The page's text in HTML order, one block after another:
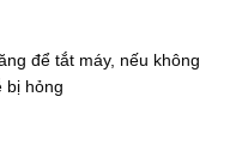
để tắt máy, nếu không
bị hỏng